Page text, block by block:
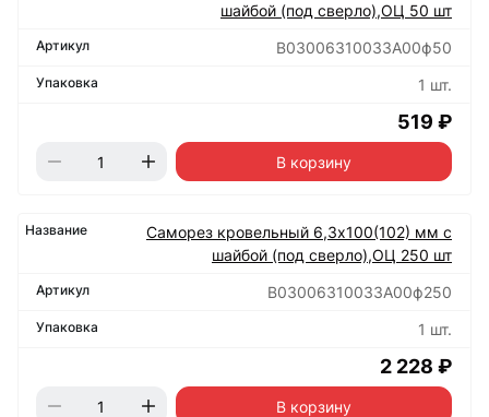
шайбой (под сверло),ОЦ 50 шт
B03006310033A00ф50
1 шт.
519 ₽
В корзину
Саморез кровельный 6,3х100(102) мм с
шайбой (под сверло),ОЦ 250 шт
B03006310033A00ф250
1 шт.
2 228 ₽
В корзину